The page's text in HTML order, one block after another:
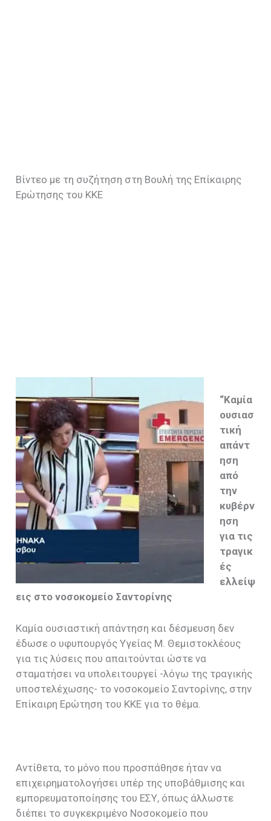
Βίντεο με τη συζήτηση στη Βουλή της Επίκαιρης
Ερώτησης του ΚΚΕ
“Καμία
ουσιασ
τική
απάντ
ηση
από
την
κυβέρν
ηση
για τις
τραγικ
ές
ελλείψ
εις στο νοσοκομείο Σαντορίνης
Καμία ουσιαστική απάντηση και δέσμευση δεν
έδωσε ο υφυπουργός Υγείας Μ. Θεμιστοκλέους
για τις λύσεις που απαιτούνται ώστε να
σταματήσει να υπολειτουργεί -λόγω της τραγικής
υποστελέχωσης- το νοσοκομείο Σαντορίνης, στην
Επίκαιρη Ερώτηση του ΚΚΕ για το θέμα.
Αντίθετα, το μόνο που προσπάθησε ήταν να
επιχειρηματολογήσει υπέρ της υποβάθμισης και
εμπορευματοποίησης του ΕΣΥ, όπως άλλωστε
διέπει το συγκεκριμένο Νοσοκομείο που